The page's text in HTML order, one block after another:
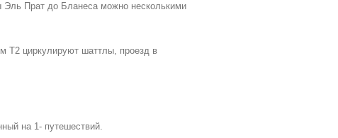
Эль Прат до Бланеса можно несколькими
Т2 циркулируют шаттлы, проезд в
на 1- путешествий.